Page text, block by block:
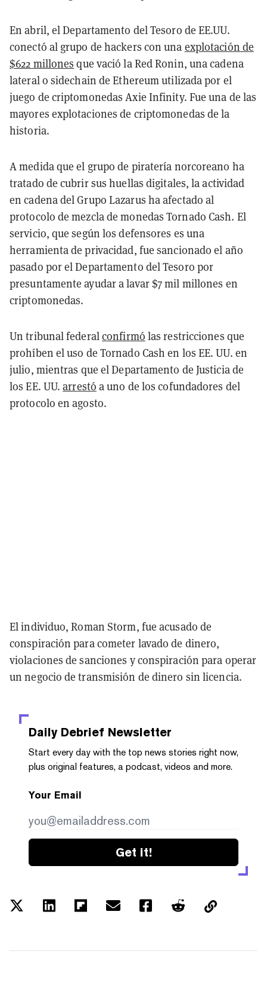
En abril, el Departamento del Tesoro de EE.UU.
conectó al grupo de hackers con una explotación de
$622 millones que vació la Red Ronin, una cadena
lateral o sidechain de Ethereum utilizada por el
juego de criptomonedas Axie Infinity. Fue una de las
mayores explotaciones de criptomonedas de la
historia.
A medida que el grupo de piratería norcoreano ha
tratado de cubrir sus huellas digitales, la actividad
en cadena del Grupo Lazarus ha afectado al
protocolo de mezcla de monedas Tornado Cash. El
servicio, que según los defensores es una
herramienta de privacidad, fue sancionado el año
pasado por el Departamento del Tesoro por
presuntamente ayudar a lavar $7 mil millones en
criptomonedas.
Un tribunal federalconfirmó las restricciones que
prohíben el uso de Tornado Cash en los EE. UU. en
julio, mientras que el Departamento de Justicia de
los EE. UU.arrestó a uno de los cofundadores del
protocolo en agosto.
El individuo, Roman Storm, fue acusado de
conspiración para cometer lavado de dinero,
violaciones de sanciones y conspiración para operar
un negocio de transmisión de dinero sin licencia.
Daily Debrief Newsletter
Start every day with the top news stories right now,
plus original features, a podcast, videos and more.
Your Email
Get it!